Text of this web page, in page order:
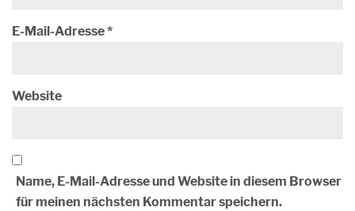
E-Mail-Adresse*
Website
Name, E-Mail-Adresse und Website in diesem Browser
für meinen nächsten Kommentar speichern.